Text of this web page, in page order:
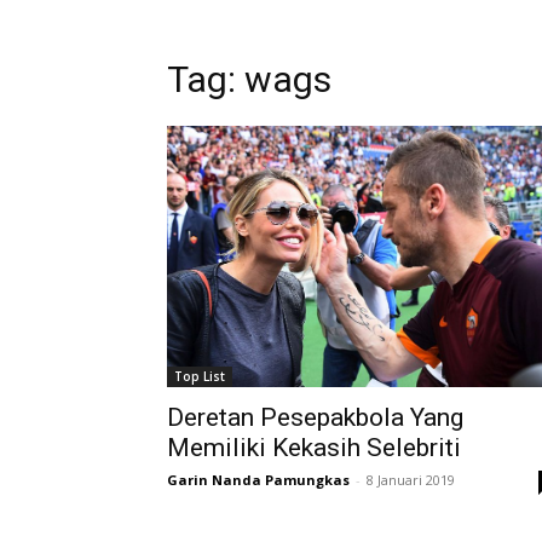
Tag: wags
Top List
Deretan Pesepakbola Yang
Memiliki Kekasih Selebriti
Garin Nanda Pamungkas - 8 Januari 2019